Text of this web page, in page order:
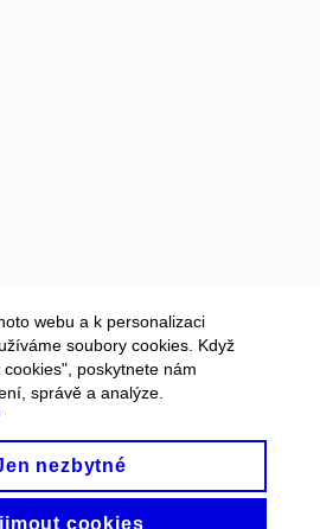
webu a k personalizaci
soubory cookies. Když
cookies", poskytnete nám
správě a analýze.
nezbytné
cookies